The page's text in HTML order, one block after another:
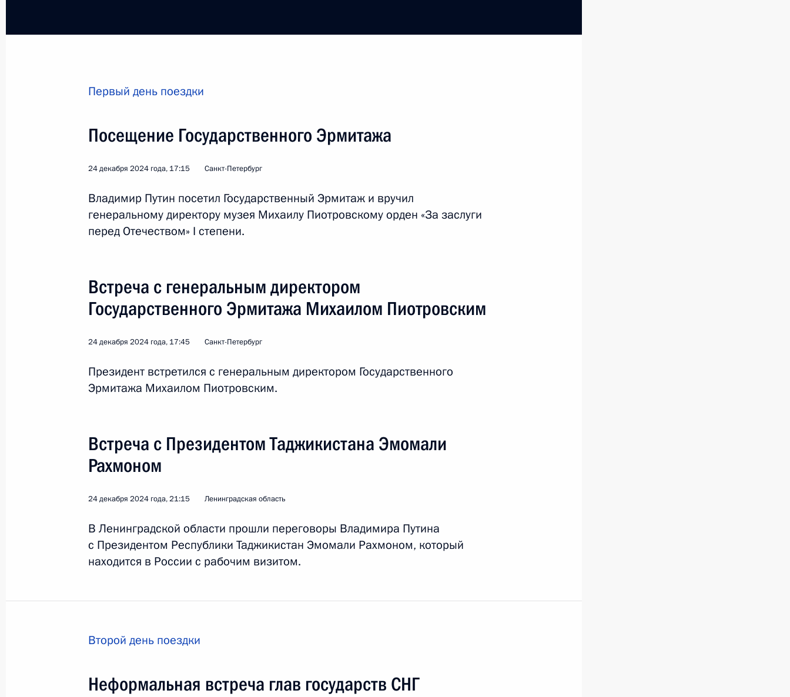
России
Владимир Мединский принял участие в XVII Внеочередном
27 февраля 2025 года, 19:30
законодательного регулирования в сфере языковой политики
культуры и искусства
5 февраля 2025 года, 14:30
Об исполнении поручений Президента по итогам заседания
Совета по реализации госполитики в сфере поддержки русского
языка и языков народов России
4 февраля 2025 года, 13:00
3 февраля 2025 года, 17:10
Первый день поездки
Посещение Государственного Эрмитажа
24 декабря 2024 года, 17:15 Санкт-Петербург
Владимир Путин посетил Государственный Эрмитаж и вручил
генеральному директору музея Михаилу Пиотровскому орден «За заслуги
перед Отечеством» I степени.
Встреча с генеральным директором
Государственного Эрмитажа Михаилом Пиотровским
24 декабря 2024 года, 17:45 Санкт-Петербург
Президент встретился с генеральным директором Государственного
Эрмитажа Михаилом Пиотровским.
Встреча с Президентом Таджикистана Эмомали
Рахмоном
24 декабря 2024 года, 21:15 Ленинградская область
В Ленинградской области прошли переговоры Владимира Путина
с Президентом Республики Таджикистан Эмомали Рахмоном, который
находится в России с рабочим визитом.
Второй день поездки
Неформальная встреча глав государств СНГ